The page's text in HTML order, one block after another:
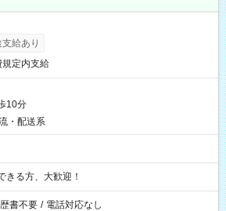
給あり
規定内支給
10分
・配送系
きる方、大歓迎！
書不要 / 電話対応なし